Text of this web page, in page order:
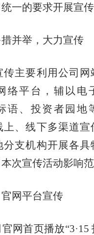
一的要求开展宣传
举，大力宣传
要利用公司网
络平台，辅以电
语、投资者园地
上、线下多渠道宣
分支机构开展各具
次宣传活动影响范
网平台宣传
网首页播放“3·15